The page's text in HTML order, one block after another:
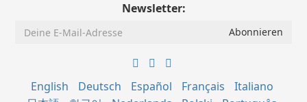
Newsletter:
English Deutsch Español Français
Italiano